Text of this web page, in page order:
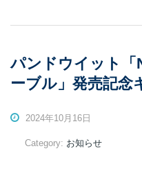
パンドウイット
ーブル」発売記念
2024年10月16日
Category: お知らせ